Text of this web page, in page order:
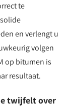
te
en verlengt u
volgen
op bitumen is
resultaat.
twijfelt over